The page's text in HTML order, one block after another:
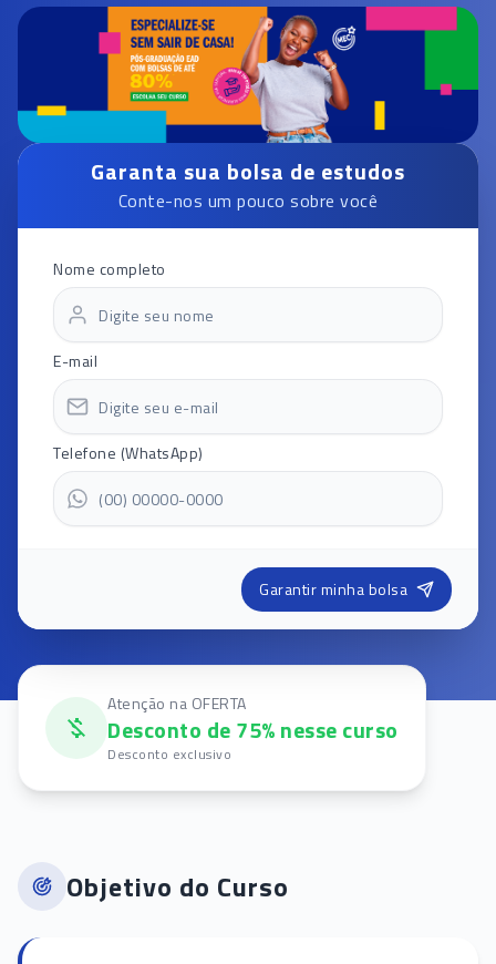
Garanta sua bolsa de estudos
Conte-nos um pouco sobre você
Nome completo
E-mail
Telefone (WhatsApp)
Garantir minha bolsa
Atenção na OFERTA
Desconto de 75% nesse curso
Desconto exclusivo
Objetivo do Curso